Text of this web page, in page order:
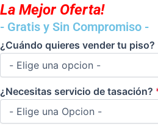
La Mejor Oferta!
- Gratis y Sin Compromiso -
¿Cuándo quieres vender tu piso?
¿Necesitas servicio de tasación?